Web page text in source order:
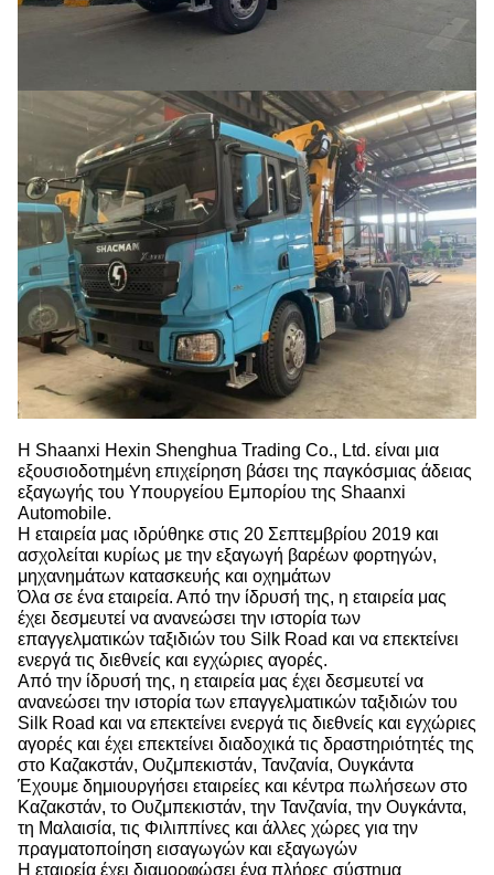
Η Shaanxi Hexin Shenghua Trading Co., Ltd. είναι μια
εξουσιοδοτημένη επιχείρηση βάσει της παγκόσμιας άδειας
εξαγωγής του Υπουργείου Εμπορίου της Shaanxi
Automobile.
Η εταιρεία μας ιδρύθηκε στις 20 Σεπτεμβρίου 2019 και
ασχολείται κυρίως με την εξαγωγή βαρέων φορτηγών,
μηχανημάτων κατασκευής και οχημάτων
Όλα σε ένα εταιρεία. Από την ίδρυσή της, η εταιρεία μας
έχει δεσμευτεί να ανανεώσει την ιστορία των
επαγγελματικών ταξιδιών του Silk Road και να επεκτείνει
ενεργά τις διεθνείς και εγχώριες αγορές.
Από την ίδρυσή της, η εταιρεία μας έχει δεσμευτεί να
ανανεώσει την ιστορία των επαγγελματικών ταξιδιών του
Silk Road και να επεκτείνει ενεργά τις διεθνείς και εγχώριες
αγορές και έχει επεκτείνει διαδοχικά τις δραστηριότητές της
στο Καζακστάν, Ουζμπεκιστάν, Τανζανία, Ουγκάντα
Έχουμε δημιουργήσει εταιρείες και κέντρα πωλήσεων στο
Καζακστάν, το Ουζμπεκιστάν, την Τανζανία, την Ουγκάντα,
τη Μαλαισία, τις Φιλιππίνες και άλλες χώρες για την
πραγματοποίηση εισαγωγών και εξαγωγών
Η εταιρεία έχει διαμορφώσει ένα πλήρες σύστημα